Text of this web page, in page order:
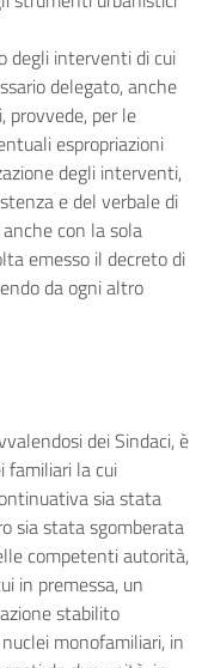
degli interventi di cui
delegato, anche
provvede, per le
espropriazioni
degli interventi,
e del verbale di
con la sola
emesso il decreto di
da ogni altro
dei Sindaci, è
familiari la cui
sia stata
sia stata sgomberata
competenti autorità,
in premessa, un
stabilito
monofamiliari, in